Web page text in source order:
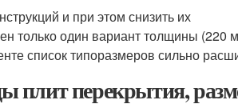
и при этом снизить их
только один вариант толщины (220
список типоразмеров сильно
плит перекрытия,